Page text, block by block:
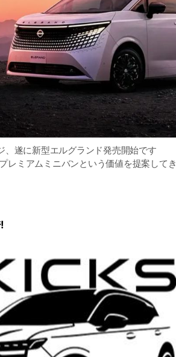
遂に新型エルグランド発売開始です
レミアムミニバンという価値を提案して